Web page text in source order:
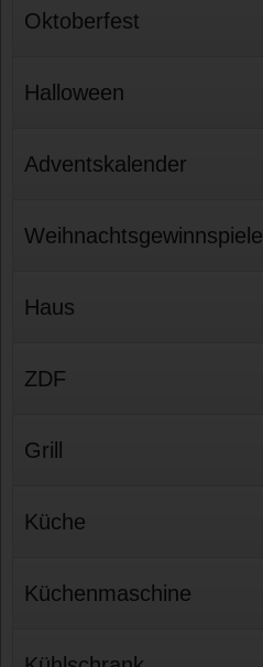
Oktoberfest
Halloween
Adventskalender
Weihnachtsgewinnspiele
Haus
ZDF
Grill
Küche
Küchenmaschine